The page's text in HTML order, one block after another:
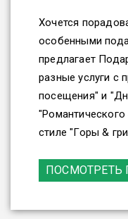
Хочется
особенными
предлагает
разные услуги с
посещения" и
стиле "Горы &
ПОСМОТРЕТЬ